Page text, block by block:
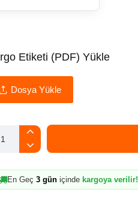
Etiketi (PDF) Yükle
Dosya Yükle
En Geç 3 gün içinde kargoya verilir!